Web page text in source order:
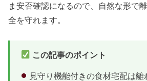
ま安否確認になるので、自然な形で
全を守れます。
この記事のポイント
見守り機能付きの食材宅配は